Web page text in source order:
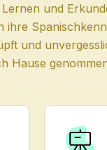
und
und
Hause